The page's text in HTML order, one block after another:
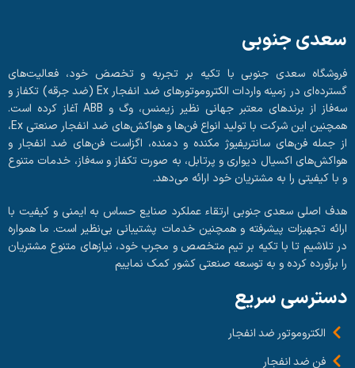
سعدی جنوبی
فروشگاه سعدی جنوبی با تکیه بر تجربه و تخصصَ خود، فعالیت‌های
گسترده‌ای در زمینه واردات الکتروموتورهای ضد انفجار Ex (ضد جرقه) تکفاز و
سه‌فاز از برندهای معتبر جهانی نظیر زیمنس، وگ و ABB آغاز کرده است.
همچنین این شرکت با تولید انواع فن‌ها و هواکش‌های ضد انفجار صنعتی Ex،
از جمله فن‌های سانتریفیوژ مکنده و دمنده، اگزاست فن‌های ضد انفجار و
هواکش‌های اکسیال دیواری و پرتابل، به صورت تکفاز و سه‌فاز، خدمات متنوع
و با کیفیتی را به مشتریان خود ارائه می‌دهد.
هدف اصلی سعدی جنوبی ارتقاء عملکرد صنایع حساس به ایمنی و کیفیت با
ارائه تجهیزات پیشرفته و همچنین خدمات پشتیبانی بی‌نظیر است. ما همواره
در تلاشیم تا با تکیه بر تیم متخصص و مجرب خود، نیازهای متنوع مشتریان
را برآورده کرده و به توسعه صنعتی کشور کمک نماییم
دسترسی سریع
الکتروموتور ضد انفجار
فن ضد انفجار